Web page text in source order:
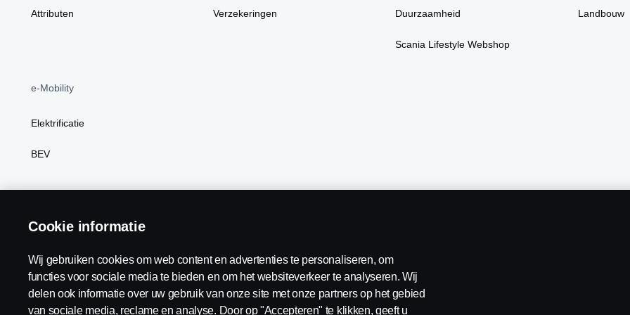
Attributen Verzekeringen Duurzaamheid
Scania Lifestyle Webshop
Landbouw
e-Mobility
Elektrificatie
BEV
Scania Nederland: Nederland
Juridische bepalingen Privacy verklaring Contact
Cookie informatie
Wij gebruiken cookies om web content en advertenties te personaliseren, om
functies voor sociale media te bieden en om het websiteverkeer te analyseren. Wij
delen ook informatie over uw gebruik van onze site met onze partners op het gebied
van sociale media, reclame en analyse. Door op "Accepteren" te klikken, geeft u